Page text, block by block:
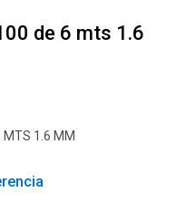
de 6 mts 1.6
MTS 1.6 MM